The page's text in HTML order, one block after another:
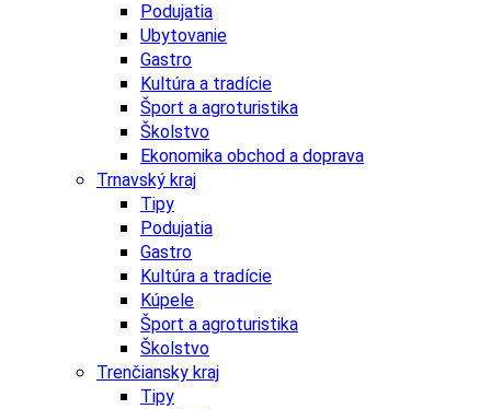
Podujatia
Ubytovanie
Gastro
Kultúra a tradície
Šport a agroturistika
Školstvo
Ekonomika obchod a doprava
Trnavský kraj
Tipy
Podujatia
Gastro
Kultúra a tradície
Kúpele
Šport a agroturistika
Školstvo
Trenčiansky kraj
Tipy